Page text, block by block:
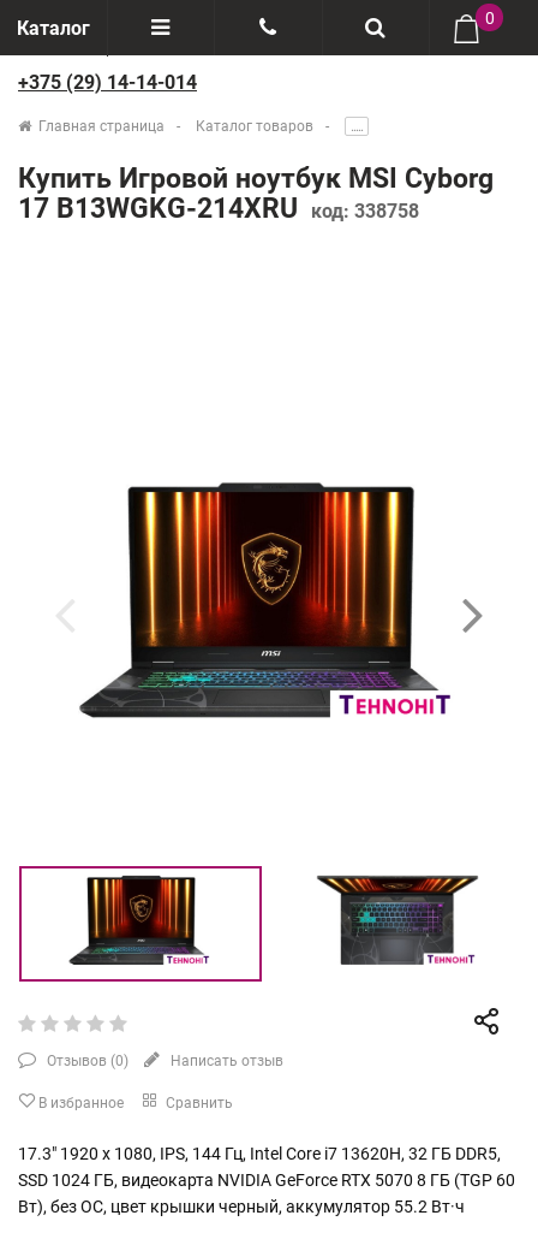
Каталог
Отзывы
Производители
+375(29) 888-44-44
0
+375 (29) 14-14-014
Главная страница Каталог товаров .....
Купить Игровой ноутбук MSI Cyborg
17 B13WGKG-214XRU
код: 338758
Отзывов (0) Написать отзыв
В избранное Сравнить
17.3" 1920 x 1080, IPS, 144 Гц, Intel Core i7 13620H, 32 ГБ DDR5,
SSD 1024 ГБ, видеокарта NVIDIA GeForce RTX 5070 8 ГБ (TGP 60
Вт), без ОС, цвет крышки черный, аккумулятор 55.2 Вт·ч